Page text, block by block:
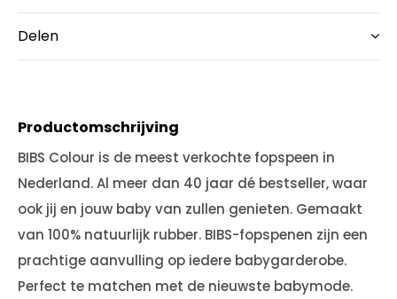
Delen
Productomschrijving
BIBS Colour is de meest verkochte fopspeen in
Nederland. Al meer dan 40 jaar dé bestseller, waar
ook jij en jouw baby van zullen genieten. Gemaakt
van 100% natuurlijk rubber. BIBS-fopspenen zijn een
prachtige aanvulling op iedere babygarderobe.
Perfect te matchen met de nieuwste babymode.